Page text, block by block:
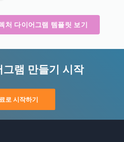
처 다이어그램 템플릿 보기
그램 만들기 시작
로 시작하기